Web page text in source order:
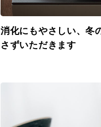
消化にもやさしい、冬
さずいただきます